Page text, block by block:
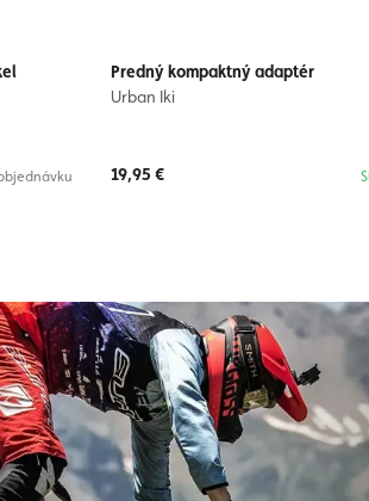
Predný kompaktný adaptér
Urban Iki
19,95 €